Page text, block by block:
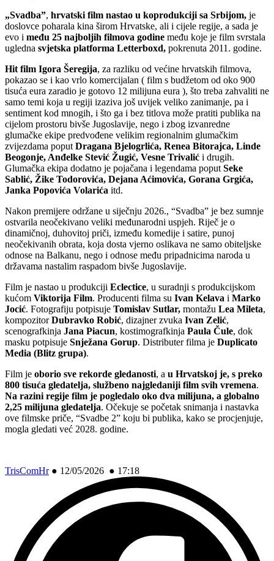
„Svadba”, hrvatski film nastao u koprodukciji sa Srbijom, je
doslovce poharala kina širom Hrvatske, ali i cijele regije, a sada je
evo i među 25 najboljih filmova godine među koje je film svrstala
ugledna svjetska platforma Letterboxd, pokrenuta 2011. godine.
Hit film Igora Šeregija, za razliku od većine hrvatskih filmova,
pokazao se i kao vrlo komercijalan ( film s budžetom od oko 900
tisuća eura zaradio je gotovo 12 milijuna eura ), što treba zahvaliti ne
samo temi koja u regiji izaziva još uvijek veliko zanimanje, pa i
sentiment kod mnogih, i što ga i bez titlova može pratiti publika na
cijelom prostoru bivše Jugoslavije, nego i zbog izvanredne
glumačke ekipe predvođene velikim regionalnim glumačkim
zvijezdama poput Dragana Bjelogrlića, Renea Bitorajca, Linde
Beogonje, Anđelke Stević Žugić, Vesne Trivalić i drugih.
Glumačka ekipa dodatno je pojačana i legendama poput Seke
Sablić, Žike Todorovića, Dejana Aćimovića, Gorana Grgića,
Janka Popovića Volarića itd.
Nakon premijere održane u siječnju 2026., “Svadba” je bez sumnje
ostvarila neočekivano veliki međunarodni uspjeh. Riječ je o
dinamičnoj, duhovitoj priči, između komedije i satire, punoj
neočekivanih obrata, koja dosta vjerno oslikava ne samo obiteljske
odnose na Balkanu, nego i odnose među pripadnicima naroda u
državama nastalim raspadom bivše Jugoslavije.
Film je nastao u produkciji Eclectice, u suradnji s produkcijskom
kućom Viktorija Film. Producenti filma su Ivan Kelava i Marko
Jocić. Fotografiju potpisuje Tomislav Sutlar, montažu Lea Mileta,
kompozitorDubravko Robić, dizajner zvuka Ivan Zelić,
scenografkinja Jana Piacun, kostimografkinja Paula Čule, dok
masku potpisuje Snježana Gorup. Distributer filma je Duplicato
Media (Blitz grupa).
Film je oborio sve rekorde gledanosti, a u Hrvatskoj je, s preko
800 tisuća gledatelja, službeno najgledaniji film svih vremena.
Na razini regije film je pogledalo oko dva milijuna, a globalno
2,25 milijuna gledatelja. Očekuje se početak snimanja i nastavka
ove filmske priče, “Svadbe 2” koju bi publika, kako se procjenjuje,
mogla gledati već 2028. godine.
TrisComHr● 12/05/2026 ● 17:18